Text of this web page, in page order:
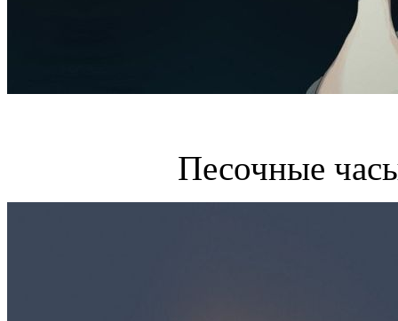
Песочные